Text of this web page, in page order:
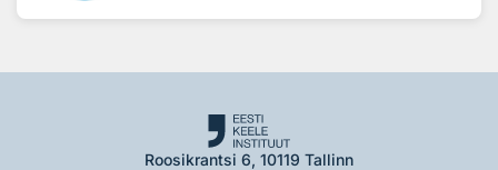
Roosikrantsi 6, 10119 Tallinn